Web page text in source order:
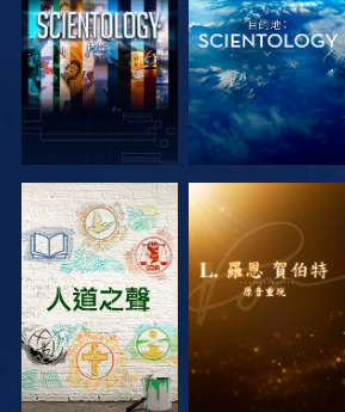
探索系列節目 探索系列節目